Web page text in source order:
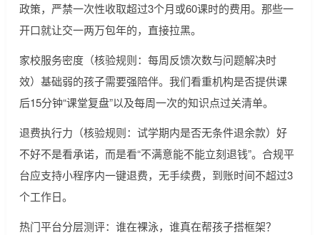
政策，严禁一次性收取超过3个月或60课时的费用。那些一
开口就让交一两万包年的，直接拉黑。
家校服务密度（核验规则：每周反馈次数与问题解决时
效）基础弱的孩子需要强陪伴。我们看重机构是否提供课
后15分钟“课堂复盘”以及每周一次的知识点过关清单。
退费执行力（核验规则：试学期内是否无条件退余款）好
不好不是看承诺，而是看“不满意能不能立刻退钱”。合规平
台应支持小程序内一键退费，无手续费，到账时间不超过3
个工作日。
热门平台分层测评：谁在裸泳，谁真在帮孩子搭框架？